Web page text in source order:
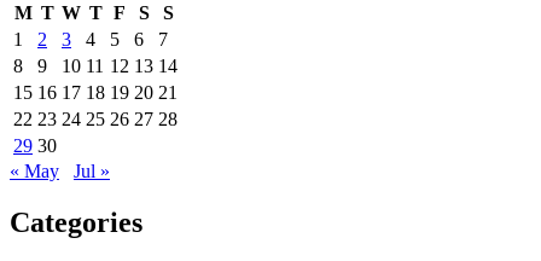
M T W T F S
S
1
2 3 4 5 6
7
8
9 10 11 12 13 14
15 16 17 18 19 20 21
22 23 24 25 26 27 28
29 30
« May
Jul »
Categories